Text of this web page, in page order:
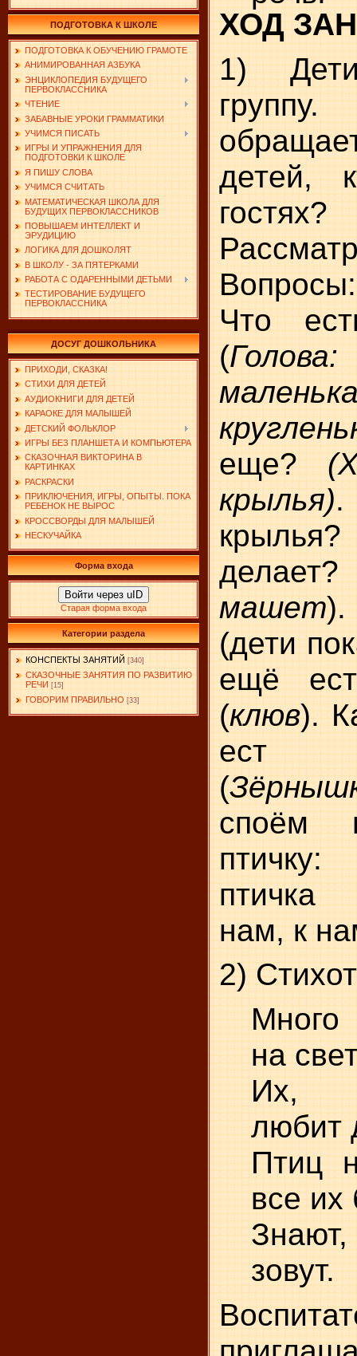
ПОДГОТОВКА К ШКОЛЕ
ПОДГОТОВКА К ОБУЧЕНИЮ ГРАМОТЕ
АНИМИРОВАННАЯ АЗБУКА
ЭНЦИКЛОПЕДИЯ БУДУЩЕГО
ПЕРВОКЛАССНИКА
ЧТЕНИЕ
ЗАБАВНЫЕ УРОКИ ГРАММАТИКИ
УЧИМСЯ ПИСАТЬ
ИГРЫ И УПРАЖНЕНИЯ ДЛЯ
ПОДГОТОВКИ К ШКОЛЕ
Я ПИШУ СЛОВА
УЧИМСЯ СЧИТАТЬ
МАТЕМАТИЧЕСКАЯ ШКОЛА ДЛЯ
БУДУЩИХ ПЕРВОКЛАССНИКОВ
ПОВЫШАЕМ ИНТЕЛЛЕКТ И
ЭРУДИЦИЮ
ЛОГИКА ДЛЯ ДОШКОЛЯТ
В ШКОЛУ - ЗА ПЯТЕРКАМИ
РАБОТА С ОДАРЕННЫМИ ДЕТЬМИ
ТЕСТИРОВАНИЕ БУДУЩЕГО
ПЕРВОКЛАССНИКА
ДОСУГ ДОШКОЛЬНИКА
ПРИХОДИ, СКАЗКА!
СТИХИ ДЛЯ ДЕТЕЙ
АУДИОКНИГИ ДЛЯ ДЕТЕЙ
КАРАОКЕ ДЛЯ МАЛЫШЕЙ
ДЕТСКИЙ ФОЛЬКЛОР
ИГРЫ БЕЗ ПЛАНШЕТА И КОМПЬЮТЕРА
СКАЗОЧНАЯ ВИКТОРИНА В
КАРТИНКАХ
РАСКРАСКИ
ПРИКЛЮЧЕНИЯ, ИГРЫ, ОПЫТЫ. ПОКА
РЕБЕНОК НЕ ВЫРОС
КРОССВОРДЫ ДЛЯ МАЛЫШЕЙ
НЕСКУЧАЙКА
Форма входа
Войти через uID
Старая форма входа
Категории раздела
КОНСПЕКТЫ ЗАНЯТИЙ [340]
СКАЗОЧНЫЕ ЗАНЯТИЯ ПО РАЗВИТИЮ
РЕЧИ [15]
ГОВОРИМ ПРАВИЛЬНО [33]
ХОД
1)
группу.
детей,
Что
(
еще?
крылья)
машет
(дети
ещё
(клюв).
ест
(
споём
птичка
нам, к
2)
Много
на
Их,
любит
Птиц
все их
зовут.